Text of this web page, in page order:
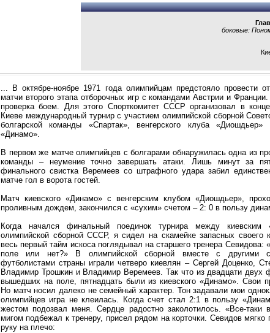
боковые:
... В октябре-ноябре 1971 года олимпийцам предстояло провести
матчи второго этапа отборочных игр с командами Австрии и
проверка боем. Для этого Спорткомитет СССР организовал в
Киеве международный турнир с участием олимпийской сборной
болгарской команды «Спартак», венгерского клуба «Диошдьер»
«Динамо».
В первом же матче олимпийцев с болгарами обнаружилась одна из
команды – неумение точно завершать атаки. Лишь минут за
финального свистка Веремеев со штрафного удара забил
матче гол в ворота гостей.
Матч киевского «Динамо» с венгерским клубом «Диошдьер»,
проливным дождем, закончился с «сухим» счетом – 2: 0 в пользу
Когда начался финальный поединок турнира между киевским
олимпийской сборной СССР, я сидел на скамейке запасных своего
весь первый тайм искоса поглядывал на старшего тренера Севидова:
поле или нет?» В олимпийской сборной вместе с другими
футболистами страны играли четверо киевлян – Сергей Доценко,
Владимир Трошкин и Владимир Веремеев. Так что из двадцати двух
вышедших на поле, пятнадцать были из киевского «Динамо». Свои
Но матч носил далеко не семейный характер. Тон задавали мои
олимпийцев игра не клеилась. Когда счет стал 2:1 в пользу
жестом подозвал меня. Сердце радостно заколотилось. «Все-таки
мигом подбежал к тренеру, присел рядом на корточки. Севидов
руку на плечо: